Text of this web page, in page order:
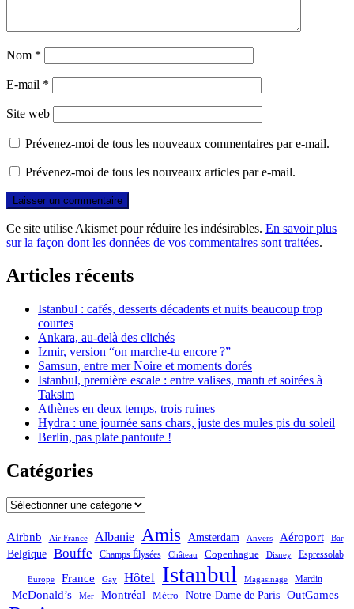
Nom *
E-mail *
Site web
Prévenez-moi de tous les nouveaux commentaires par e-mail.
Prévenez-moi de tous les nouveaux articles par e-mail.
Ce site utilise Akismet pour réduire les indésirables. En savoir plus
sur la façon dont les données de vos commentaires sont traitées.
Articles récents
Istanbul : cafés, desserts décadents et nuits beaucoup trop
courtes
Ankara, au-delà des clichés
Izmir, version “on marche-tu encore ?”
Samsun, entre mer Noire et moments dorés
Istanbul, première escale : entre valises, mantı et soirées à
Taksim
Athènes en deux temps, trois ruines
Hydra : une journée sans chars, juste des mules pis du soleil
Berlin, pas plate pantoute !
Catégories
Catégories
Airbnb Air France Albanie Amis Amsterdam Anvers Aéroport Bar
Belgique Bouffe Champs Élysées Château Copenhague Disney Espressolab
Europe France Gay Hôtel Istanbul Magasinage Mardin
McDonald’s Mer Montréal Métro Notre-Dame de Paris OutGames